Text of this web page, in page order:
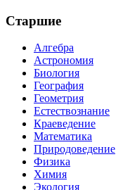
Старшие
Алгебра
Астрономия
Биология
География
Геометрия
Естествознание
Краеведение
Математика
Природоведение
Физика
Химия
Экология